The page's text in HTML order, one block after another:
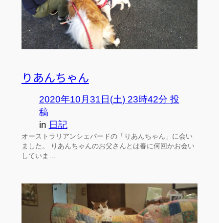
りあんちゃん
2020年10月31日(土) 23時42分 投
稿
in 日記
オーストラリアンシェパードの「りあんちゃん」に会い
ました。 りあんちゃんのお父さんとは春に何回かお会い
していま…